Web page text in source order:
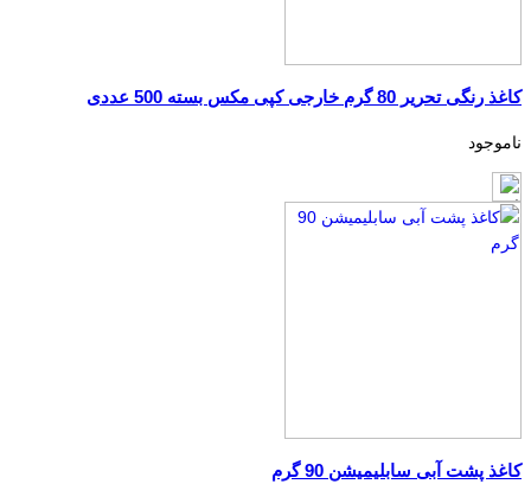
کاغذ رنگی تحریر 80 گرم خارجی کپی مکس بسته 500 عددی
ناموجود
کاغذ پشت آبی سابلیمیشن 90 گرم